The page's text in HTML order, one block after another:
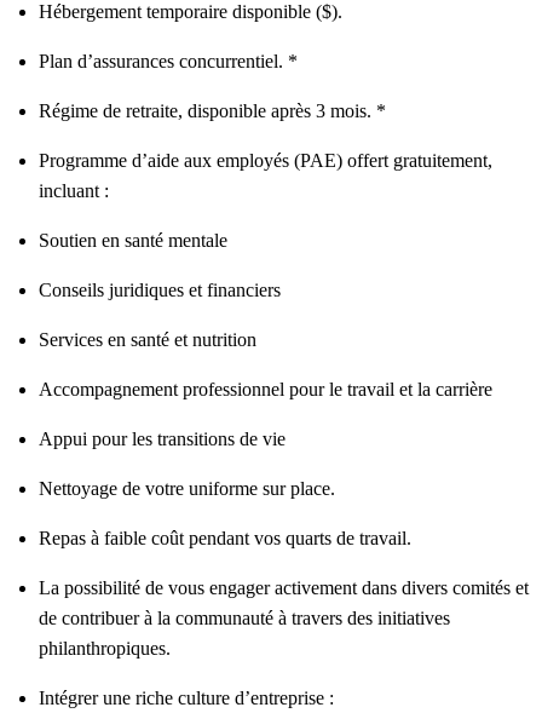
Hébergement temporaire disponible ($).
Plan d’assurances concurrentiel. *
Régime de retraite, disponible après 3 mois. *
Programme d’aide aux employés (PAE) offert gratuitement,
incluant :
Soutien en santé mentale
Conseils juridiques et financiers
Services en santé et nutrition
Accompagnement professionnel pour le travail et la carrière
Appui pour les transitions de vie
Nettoyage de votre uniforme sur place.
Repas à faible coût pendant vos quarts de travail.
La possibilité de vous engager activement dans divers comités et
de contribuer à la communauté à travers des initiatives
philanthropiques.
Intégrer une riche culture d’entreprise :